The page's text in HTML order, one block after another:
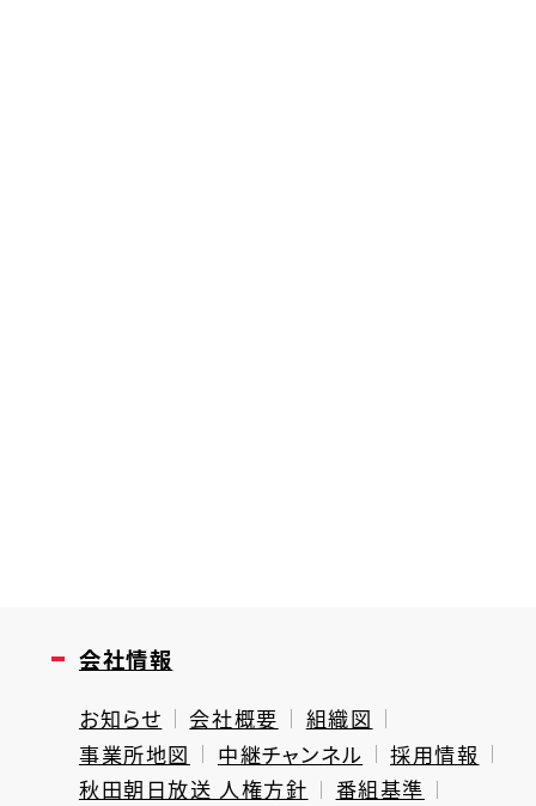
会社情報
お知らせ 会社概要
組織図
事業所地図
中継チャンネル
採用情報
秋田朝日放送 人権方針
番組基準